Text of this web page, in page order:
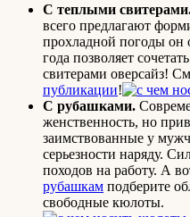
С теплыми
всего предлагают
прохладной погоды он
года позволяет
свитерами оверсайз!
публикации!
С рубашками.
женственность, но
заимствованные у
серьезности наряду.
походов на работу. А
рубашкам подберите
свободные кюлоты.